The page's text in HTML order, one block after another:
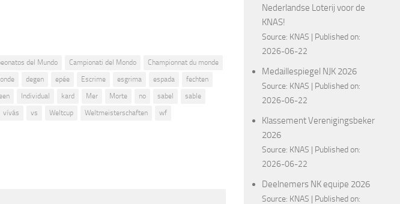
del Mundo Campionati del Mondo
Championnat du monde
degen epée Escrime esgrima espada
fechten
Individual kard Mer Morte no sabel
sable
vívás vs Weltcup Weltmeisterschaften
wf
Nederlandse Loterij voor de
KNAS!
Source: KNAS
Published on:
2026-06-22
Medaillespiegel NJK 2026
Source: KNAS
Published on:
2026-06-22
Klassement Verenigingsbeker
2026
Source: KNAS
Published on:
2026-06-22
Deelnemers NK equipe 2026
Source: KNAS
Published on: